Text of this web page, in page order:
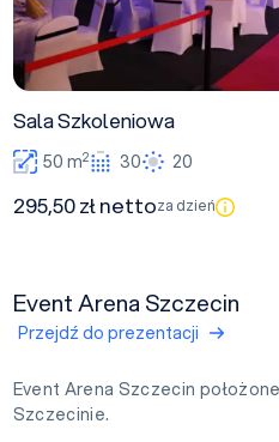
Sala Szkoleniowa
50 m2 30 20
295,50 zł nettoza dzień
Event Arena Szczecin
Przejdź do prezentacji
Event Arena Szczecin
Szczecinie.